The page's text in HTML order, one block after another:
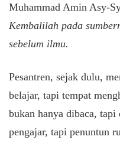
Muhammad Amin Asy-
Kembalilah pada
sebelum ilmu.
Pesantren, sejak dulu,
belajar, tapi tempat
bukan hanya dibaca,
pengajar, tapi penuntun